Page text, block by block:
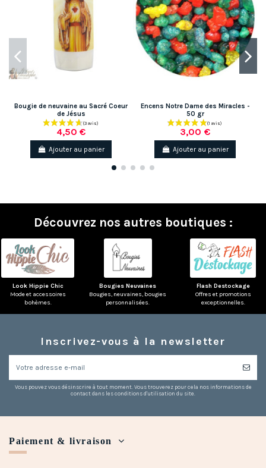
Bougie de neuvaine au Sacré Coeur
de Jésus
4,50 €
Ajouter au panier
Encens Notre Dame des Miracles -
50 gr
3,00 €
Ajouter au panier
Découvrez nos autres boutiques :
Look Hippie Chic
Mode et accessoires
bohèmes.
Bougies Neuvaines
Bougies, neuvaines, bougies
personnalisées.
Flash Destockage
Offres et promotions
exceptionnelles.
Inscrivez-vous à la newsletter
Vous pouvez vous désinscrire à tout moment. Vous trouverez pour cela nos informations de
contact dans les conditions d'utilisation du site.
Paiement & livraison